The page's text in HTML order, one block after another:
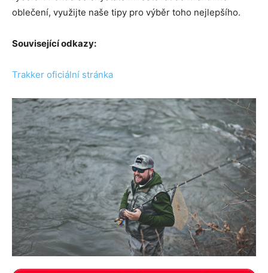
oblečení, využijte naše tipy pro výběr toho nejlepšího.
Související odkazy:
Trakker oficiální stránka